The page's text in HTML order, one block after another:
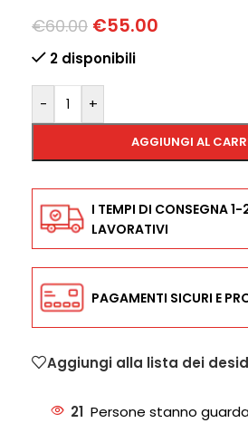
€60.00 €55.00
2 disponibili
- +
AGGIUNGI AL
I TEMPI DI CONSEGNA 1-
LAVORATIVI
PAGAMENTI SICURI E
Aggiungi alla lista dei
21 Persone stanno